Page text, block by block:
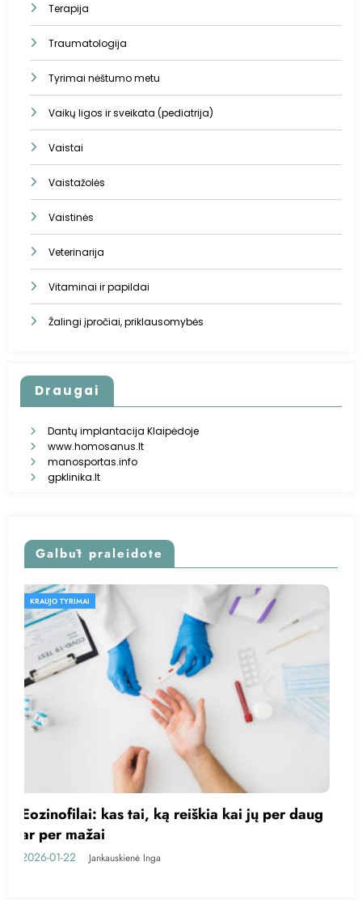
Terapija
Traumatologija
Tyrimai nėštumo metu
Vaikų ligos ir sveikata (pediatrija)
Vaistai
Vaistažolės
Vaistinės
Veterinarija
Vitaminai ir papildai
Žalingi įpročiai, priklausomybės
Draugai
Dantų implantacija Klaipėdoje
www.homosanus.lt
manosportas.info
gpklinika.lt
Galbūt praleidote
KRAUJO TYRIMAI
Kas yra trigliceridai?
2026-01-20